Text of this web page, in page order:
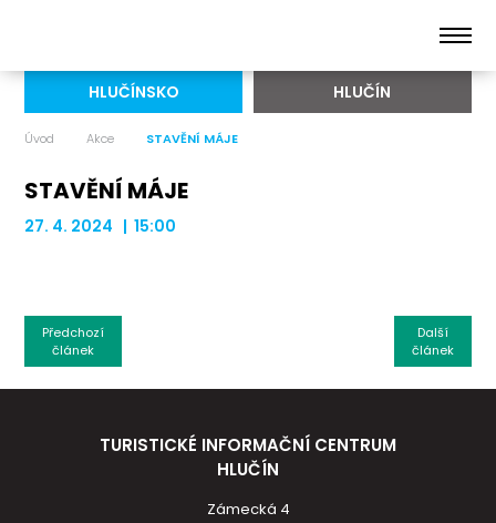
HLUČÍNSKO HLUČÍN
Úvod Akce STAVĚNÍ MÁJE
STAVĚNÍ MÁJE
27. 4. 2024 | 15:00
Další
článek
Předchozí
článek
TURISTICKÉ INFORMAČNÍ CENTRUM
HLUČÍN
Zámecká 4